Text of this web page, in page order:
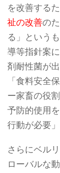
を改善する
祉の改善の
る」という
導等指針案
剤耐性菌が
「食料安全
ー家畜の役
予防的使用を
行動が必要
さらにベル
ローバルな